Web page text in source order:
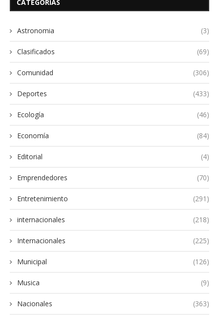
CATEGORÍAS
Astronomia (3)
Clasificados (69)
Comunidad (306)
Deportes (433)
Ecología (46)
Economía (84)
Editorial (4)
Emprendedores (70)
Entretenimiento (291)
internacionales (218)
Internacionales (225)
Municipal (126)
Musica (9)
Nacionales (363)